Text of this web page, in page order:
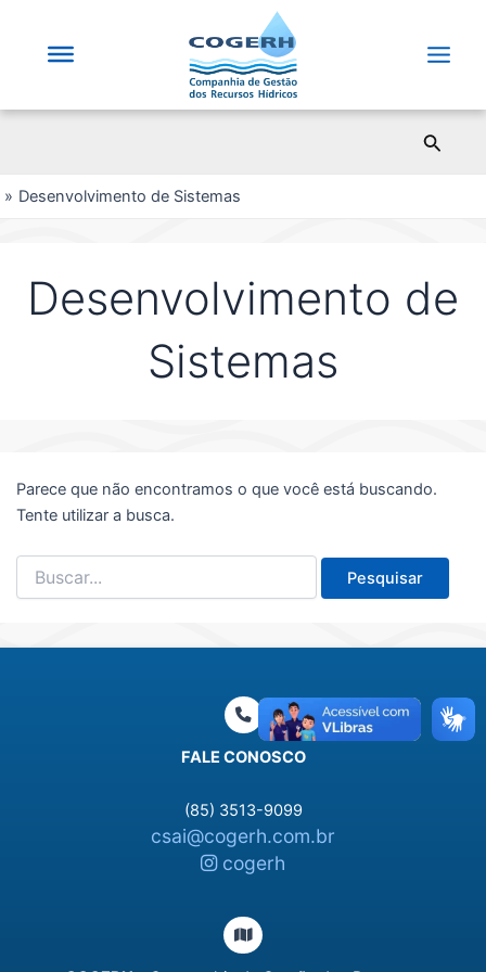
Desenvolvimento de Sistemas
Desenvolvimento de
Sistemas
Parece que não encontramos o que você está buscando.
Tente utilizar a busca.
Pesquisar
por:
FALE CONOSCO
(85) 3513-9099
csai@cogerh.com.br
cogerh